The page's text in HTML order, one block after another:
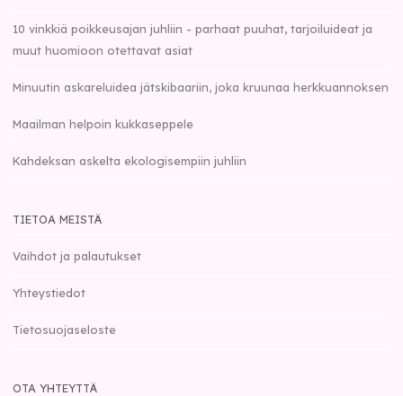
10 vinkkiä poikkeusajan juhliin - parhaat puuhat, tarjoiluideat ja
muut huomioon otettavat asiat
Minuutin askareluidea jätskibaariin, joka kruunaa herkkuannoksen
Maailman helpoin kukkaseppele
Kahdeksan askelta ekologisempiin juhliin
TIETOA MEISTÄ
Vaihdot ja palautukset
Yhteystiedot
Tietosuojaseloste
OTA YHTEYTTÄ